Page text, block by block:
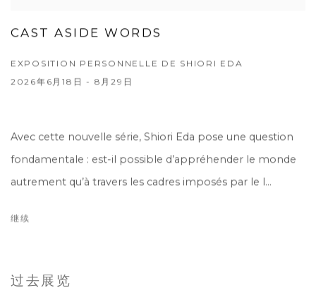
CAST ASIDE WORDS
EXPOSITION PERSONNELLE DE SHIORI EDA
2026年6月18日 - 8月29日
Avec cette nouvelle série, Shiori Eda pose une question
fondamentale : est-il possible d’appréhender le monde
autrement qu’à travers les cadres imposés par le l...
继续
过去展览